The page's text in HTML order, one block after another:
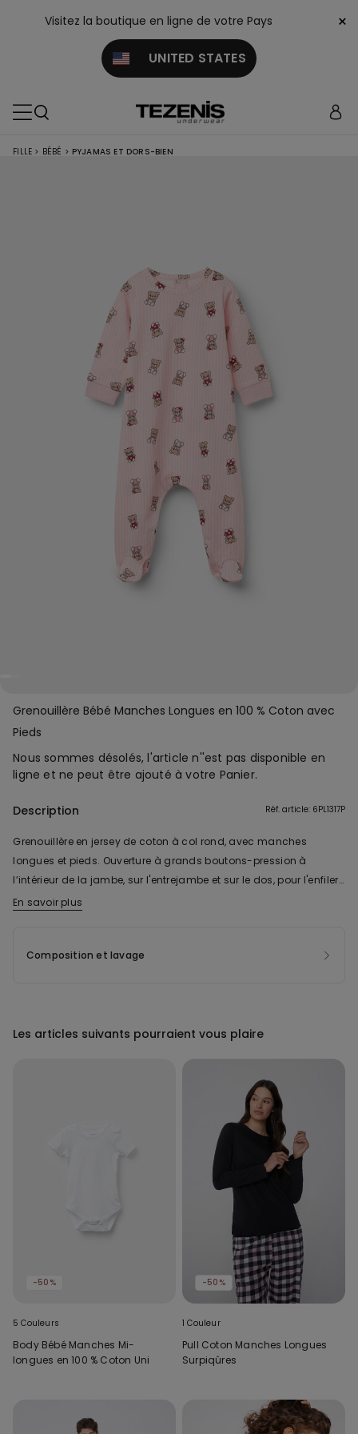
Visitez la boutique en ligne de votre Pays
UNITED STATES
×
FILLE > BÉBÉ > PYJAMAS ET DORS-BIEN
Grenouillère Bébé Manches Longues en 100 % Coton avec
Pieds
Nous sommes désolés, l'article n''est pas disponible en
ligne et ne peut être ajouté à votre Panier.
Description Réf. article: 6PL1317P
Grenouillère en jersey de coton à col rond, avec manches
longues et pieds. Ouverture à grands boutons-pression à
l’intérieur de la jambe, sur l'entrejambe et sur le dos, pour l'enfiler
facilement.
En savoir plus
Composition et lavage
Les articles suivants pourraient vous plaire
-50%
5 Couleurs
Body Bébé Manches Mi-
longues en 100 % Coton Uni
-50%
1 Couleur
Pull Coton Manches Longues
Surpiqûres